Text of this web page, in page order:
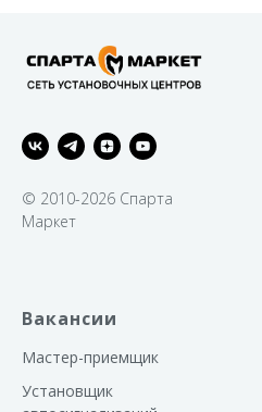
© 2010-2026 Спарта
Маркет
Вакансии
Мастер-приемщик
Установщик